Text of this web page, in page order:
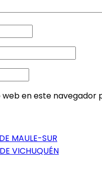
en este navegador
MAULE-SUR
VICHUQUÉN